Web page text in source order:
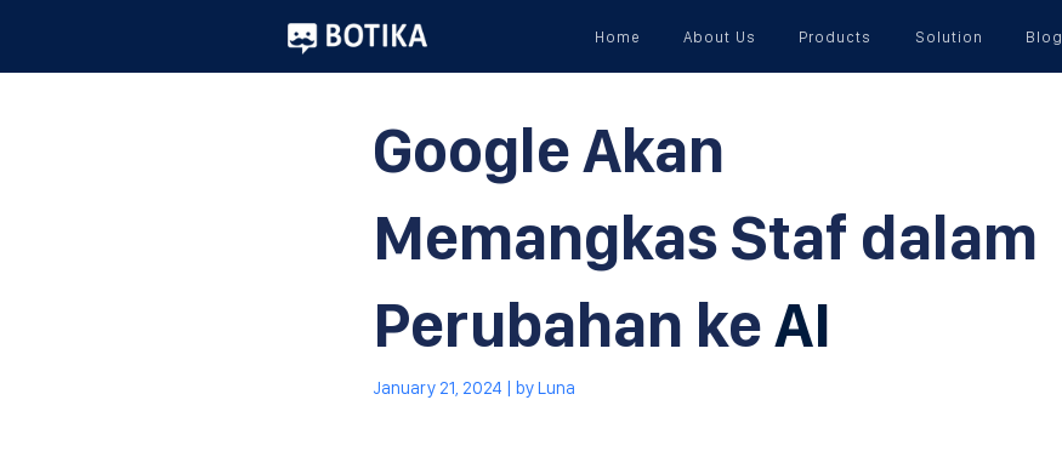
Home About Us Products Solution Blog
Google Akan
Memangkas Staf dalam
Perubahan keAI
January 21, 2024 | byLuna